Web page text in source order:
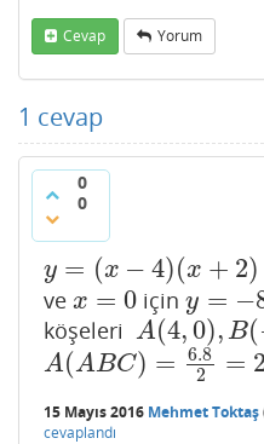
Cevap Yorum
1 cevap
0
0
y = (x − 4)(x + 2)
y=(x 4)( x+2)⇒x1 =4, x2=
ve x = 0
x= 0 içiny = −
y=−8
köşeleri A(4,0), B(
A(4,0) ,B(−2,0 )
A(ABC) =
6.8
2
=
A(ABC)=6.8 2= 24
15 Mayıs 2016 Mehmet Toktaş
cevaplandı